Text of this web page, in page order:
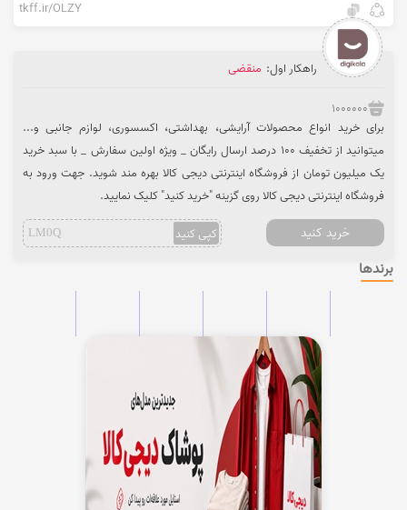
tkff.ir/OLZY
راهکار اول: منقضی
1000000
برای خرید انواع محصولات آرایشی، بهداشتی، اکسسوری، لوازم جانبی و...
میتوانید از تخفیف 100 درصد ارسال رایگان _ ویژه اولین سفارش _ با سبد خرید
یک میلیون تومان از فروشگاه اینترنتی دیجی کالا بهره مند شوید. جهت ورود به
فروشگاه اینترنتی دیجی کالا روی گزینه "خرید کنید" کلیک نمایید.
خرید کنید کپی کنید LM0Q
برندها